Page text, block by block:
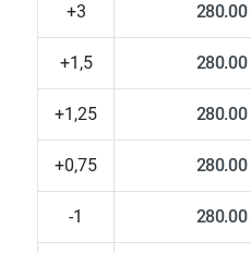
+3 280.00
+1,5 280.00
+1,25 280.00
+0,75 280.00
-1 280.00